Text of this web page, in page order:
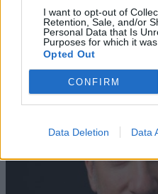
I want to opt-out of
Retention, Sale, and/or
Personal Data that Is
Purposes for which it was
Opted Out
CONFIRM
Data Deletion Data
Davide Sechi
Dal lusso circolare
Lenush Saf costruisce un
impresa e musica